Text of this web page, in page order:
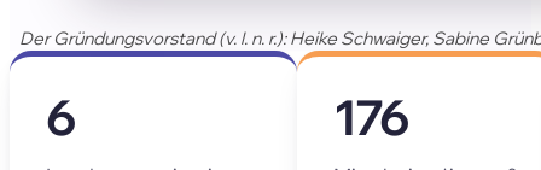
Der Gründungsvorstand (v. l. n. r.): Heike Schwaiger, Sabine
6 176